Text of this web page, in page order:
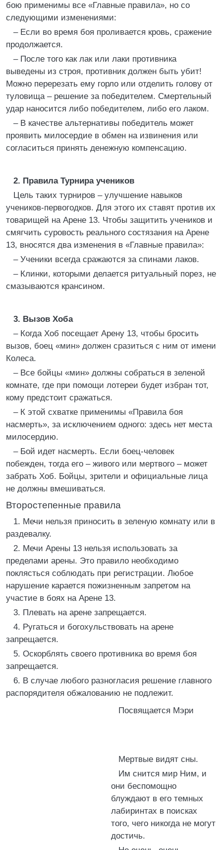
бою применимы все «Главные правила», но со
следующими изменениями:
– Если во время боя проливается кровь, сражение
продолжается.
– После того как лак или лаки противника
выведены из строя, противник должен быть убит!
Можно перерезать ему горло или отделить голову от
туловища – решение за победителем. Смертельный
удар наносится либо победителем, либо его лаком.
– В качестве альтернативы победитель может
проявить милосердие в обмен на извинения или
согласиться принять денежную компенсацию.
2. Правила Турнира учеников
Цель таких турниров – улучшение навыков
учеников-первогодков. Для этого их ставят против их
товарищей на Арене 13. Чтобы защитить учеников и
смягчить суровость реального состязания на Арене
13, вносятся два изменения в «Главные правила»:
– Ученики всегда сражаются за спинами лаков.
– Клинки, которыми делается ритуальный порез, не
смазываются крансином.
3. Вызов Хоба
– Когда Хоб посещает Арену 13, чтобы бросить
вызов, боец «мин» должен сразиться с ним от имени
Колеса.
– Все бойцы «мин» должны собраться в зеленой
комнате, где при помощи лотереи будет избран тот,
кому предстоит сражаться.
– К этой схватке применимы «Правила боя
насмерть», за исключением одного: здесь нет места
милосердию.
– Бой идет насмерть. Если боец-человек
побежден, тогда его – живого или мертвого – может
забрать Хоб. Бойцы, зрители и официальные лица
не должны вмешиваться.
Второстепенные правила
1. Мечи нельзя приносить в зеленую комнату или в
раздевалку.
2. Мечи Арены 13 нельзя использовать за
пределами арены. Это правило необходимо
поклясться соблюдать при регистрации. Любое
нарушение карается пожизненным запретом на
участие в боях на Арене 13.
3. Плевать на арене запрещается.
4. Ругаться и богохульствовать на арене
запрещается.
5. Оскорблять своего противника во время боя
запрещается.
6. В случае любого разногласия решение главного
распорядителя обжалованию не подлежит.
Посвящается Мэри
Мертвые видят сны.
Им снится мир Ним, и
они беспомощно
блуждают в его темных
лабиринтах в поисках
того, чего никогда не могут
достичь.